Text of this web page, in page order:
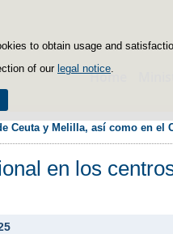
to obtain usage and
of our legal notice
Home
Ceuta y Melilla, así como en el
en los